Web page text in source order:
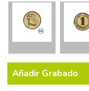
Añadir Grabado